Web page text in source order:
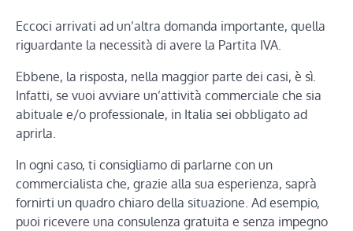
Eccoci arrivati ad un’altra domanda importante, quella
riguardante la necessità di avere la Partita IVA.
Ebbene, la risposta, nella maggior parte dei casi, è sì.
Infatti, se vuoi avviare un’attività commerciale che sia
abituale e/o professionale, in Italia sei obbligato ad
aprirla.
In ogni caso, ti consigliamo di parlarne con un
commercialista che, grazie alla sua esperienza, saprà
fornirti un quadro chiaro della situazione. Ad esempio,
puoi ricevere una consulenza gratuita e senza impegno